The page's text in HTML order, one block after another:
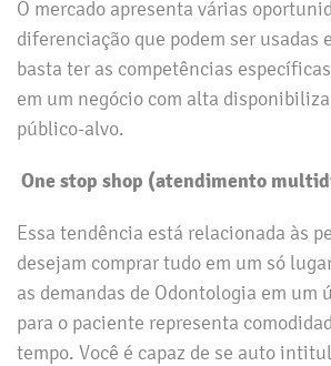
O mercado apresenta várias
diferenciação que podem ser usadas
basta ter as competências
em um negócio com alta
público-alvo.
One stop shop (atendimento
Essa tendência está relacionada às
desejam comprar tudo em um só
as demandas de Odontologia em um
para o paciente representa
tempo. Você é capaz de se auto